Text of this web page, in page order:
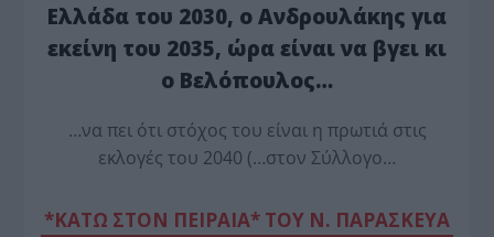
Ελλάδα του 2030, ο Ανδρουλάκης για
εκείνη του 2035, ώρα είναι να βγει κι
ο Βελόπουλος…
…να πει ότι στόχος του είναι η πρωτιά στις
εκλογές του 2040 (…στον Σύλλογο…
*ΚΑΤΩ ΣΤΟΝ ΠΕΙΡΑΙΑ* ΤΟΥ Ν. ΠΑΡΑΣΚΕΥΑ